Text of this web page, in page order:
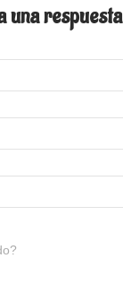
una respuesta